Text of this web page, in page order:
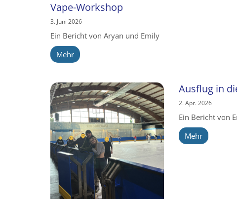
Vape-Workshop
3. Juni 2026
Ein Bericht von Aryan und Emily
Mehr
Ausflug in
2. Apr. 2026
Ein Bericht von
Mehr